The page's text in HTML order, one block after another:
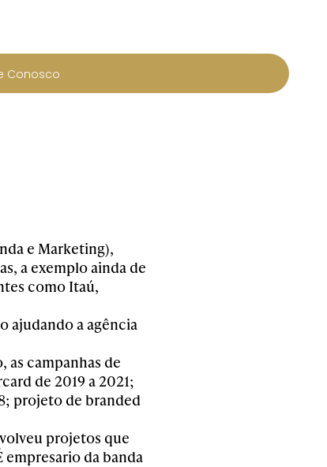
Conosco
e Marketing),
a exemplo ainda de
como Itaú,
ajudando a agência
as campanhas de
de 2019 a 2021;
projeto de branded
projetos que
empresario da banda